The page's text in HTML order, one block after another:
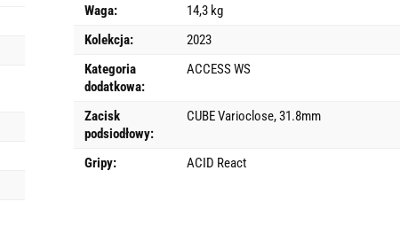
Waga:
14,3 kg
Kolekcja:
2023
Kategoria
dodatkowa:
ACCESS WS
Zacisk
podsiodłowy:
CUBE Varioclose, 31.8mm
Gripy: ACID React